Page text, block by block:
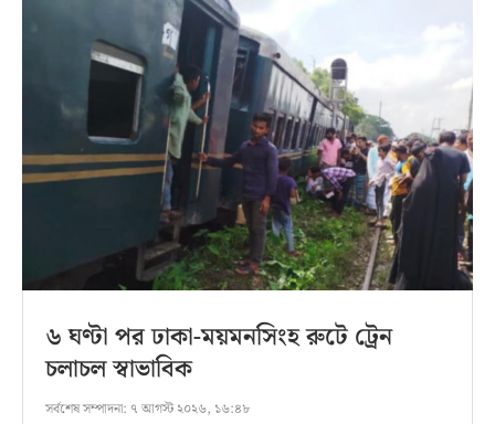
৬ ঘণ্টা পর ঢাকা-ময়মনসিংহ রুটে ট্রেন
চলাচল স্বাভাবিক
সর্বশেষ সম্পাদনা: ৭ আগস্ট ২০২৬, ১৬:৪৮